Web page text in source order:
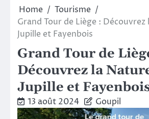
Home
Tourisme
Grand Tour de Liège :
Jupille et Fayenbois
Grand Tour de
Découvrez la
Jupille et
13 août 2024 Goupil